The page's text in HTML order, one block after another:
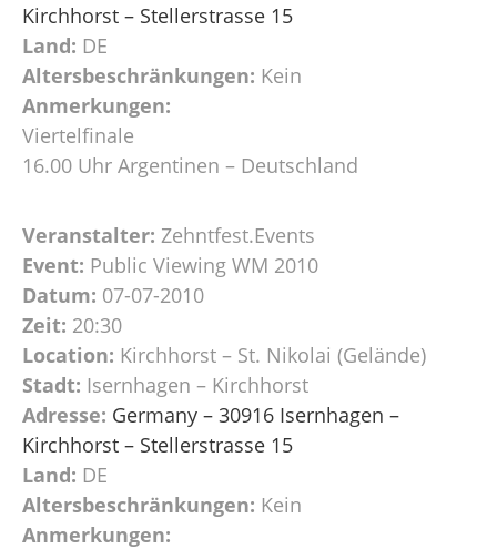
Kirchhorst – Stellerstrasse 15
Land: DE
Altersbeschränkungen: Kein
Anmerkungen:
Viertelfinale
16.00 Uhr Argentinen – Deutschland
Veranstalter: Zehntfest.Events
Event: Public Viewing WM 2010
Datum: 07-07-2010
Zeit: 20:30
Location: Kirchhorst – St. Nikolai (Gelände)
Stadt: Isernhagen – Kirchhorst
Adresse: Germany – 30916 Isernhagen –
Kirchhorst – Stellerstrasse 15
Land: DE
Altersbeschränkungen: Kein
Anmerkungen: